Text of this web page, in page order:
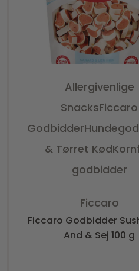
Allergivenlige
SnacksFiccaro
Godbidder
& Tørret Kød
godbidder
Ficcaro
Ficcaro Godbidder
And & Sej 100 g